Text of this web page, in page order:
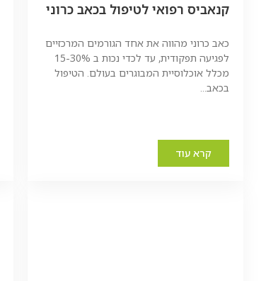
קנאביס רפואי לטיפול בכאב כרוני
כאב כרוני מהווה את אחד הגורמים המרכזיים
לפגיעה תפקודית, עד לכדי נכות ב 15-30%
מכלל אוכלוסיית המבוגרים בעולם. הטיפול
בכאב...
קרא עוד